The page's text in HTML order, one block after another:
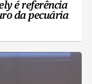
é referência
da pecuária